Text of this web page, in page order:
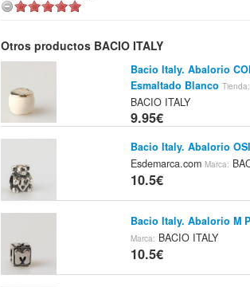
Otros productos BACIO ITALY
Bacio Italy. Abalorio
Esmaltado Blanco Tienda:
BACIO ITALY
9.95€
Bacio Italy. Abalorio
Esdemarca.comMarca:
10.5€
Bacio Italy. Abalorio M
Marca: BACIO ITALY
10.5€